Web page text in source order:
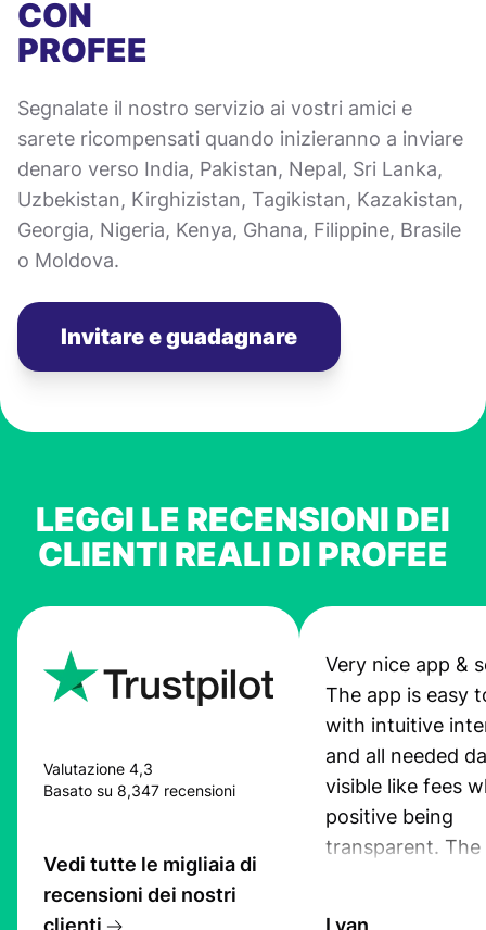
CON
PROFEE
Segnalate il nostro servizio ai vostri amici e
sarete ricompensati quando inizieranno a inviare
denaro verso India, Pakistan, Nepal, Sri Lanka,
Uzbekistan, Kirghizistan, Tagikistan, Kazakistan,
Georgia, Nigeria, Kenya, Ghana, Filippine, Brasile
o Moldova.
Invitare e guadagnare
LEGGI LE RECENSIONI DEI
CLIENTI REALI DI PROFEE
Valutazione 4,3
Basato su 8,347 recensioni
Vedi tutte le migliaia di
recensioni dei nostri
clienti
Very nice app &
The app is easy
with intuitive
and all needed
visible like fees
positive being
transparent. The
Lyan